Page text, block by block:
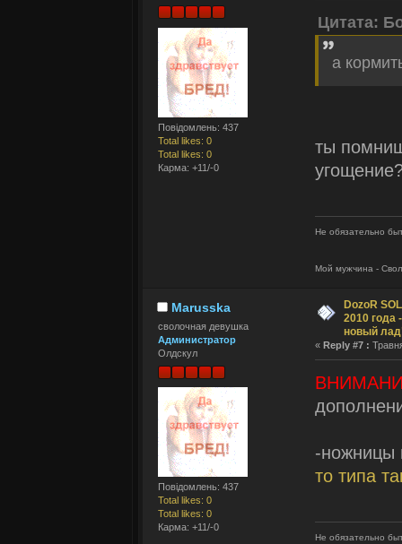
Повідомлень: 437
Total likes: 0
Total likes: 0
Карма: +11/-0
Цитата:
а
ты
Не обязательно
Мой мужчина -
Marusska
сволочная девушка
Администратор
Олдскул
Повідомлень: 437
Total likes: 0
Total likes: 0
Карма: +11/-0
DozoR
2010 года
новый
« Reply #7 :
-ножницы
то типа
Не обязательно